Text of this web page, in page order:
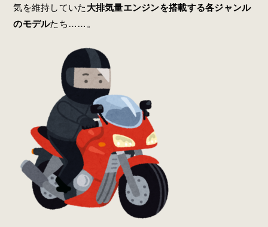
気を維持していた 大排気量エンジンを搭載する各ジャンル
のモデルたち……。